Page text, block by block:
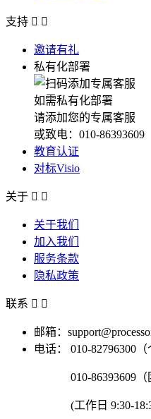
支持  
邀请有礼
私有化部署
如需私有化部署
请添加您的专属客服
或致电：010-86393609
教育认证
对标Visio
关于  
关于我们
加入我们
服务条款
隐私政策
联系  
邮箱：
电话：
010-82796300（
010-86393609（
(工作日 9:30-